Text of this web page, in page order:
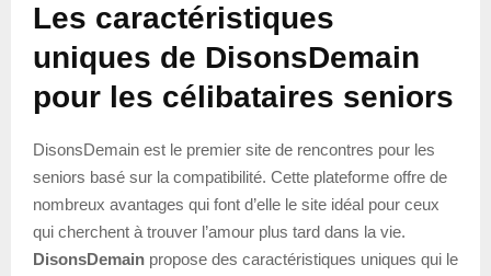
Les caractéristiques
uniques de DisonsDemain
pour les célibataires seniors
DisonsDemain est le premier site de rencontres pour les
seniors basé sur la compatibilité. Cette plateforme offre de
nombreux avantages qui font d’elle le site idéal pour ceux
qui cherchent à trouver l’amour plus tard dans la vie.
DisonsDemain propose des caractéristiques uniques qui le